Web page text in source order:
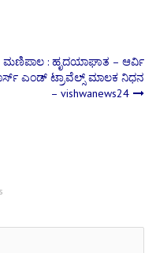
ಮಣಿಪಾಲ : ಹೃದಯಾಘಾತ – ಆರ್ವಿ
ಎಂಡ್ ಟ್ರಾವೆಲ್ಸ್ ಮಾಲಕ ನಿಧನ
– vishwanews24